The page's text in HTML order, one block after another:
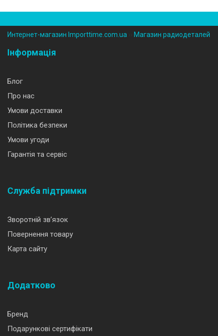
Интернет-магазин Importtime.com.ua Магазин радиодеталей
Інформація
Блог
Про нас
Умови доставки
Політика безпеки
Умови угоди
Гарантія та сервіс
Служба підтримки
Зворотній зв’язок
Повернення товару
Карта сайту
Додатково
Бренд
Подарункові сертифікати